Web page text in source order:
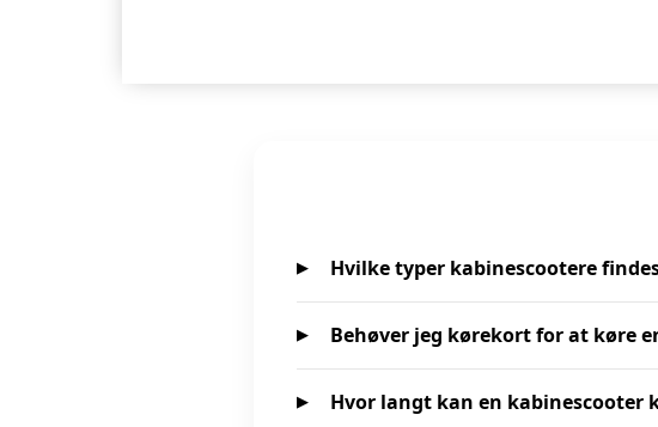
Hvilke typer kabinescootere
Behøver jeg kørekort for at køre
Hvor langt kan en kabinescooter